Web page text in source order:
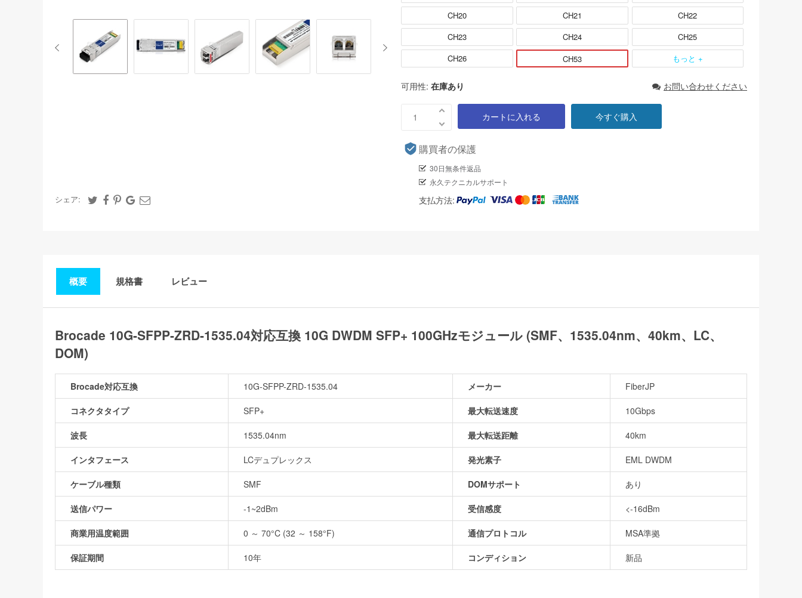
シェア:
CH20
CH21
CH22
CH23
CH24
CH25
CH26
CH53 もっと +
可用性: 在庫あり お問い合わせください
カートに入れる 今すぐ購入
購買者の保護
30日無条件返品
永久テクニカルサポート
支払方法:
概要 規格書 レビュー
Brocade 10G-SFPP-ZRD-1535.04対応互換 10G DWDM SFP+ 100GHzモジュール (SMF、1535.04nm、40km、LC、
DOM)
Brocade対応互換 10G-SFPP-ZRD-1535.04 メーカー FiberJP
コネクタタイプ SFP+ 最大転送速度 10Gbps
波長 1535.04nm 最大転送距離 40km
インタフェース LCデュプレックス 発光素子 EML DWDM
ケーブル種類 SMF DOMサポート あり
送信パワー -1~2dBm 受信感度 <-16dBm
商業用温度範囲 0 ～ 70°C (32 ～ 158°F) 通信プロトコル MSA準拠
保証期間 10年 コンディション 新品